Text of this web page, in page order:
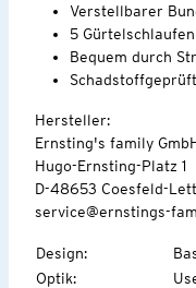
Verstellbarer
5 Gürtelschlaufen
Bequem durch
Hersteller:
Ernsting's family
Hugo-Ernsting-Platz 1
D-48653 Coesfeld-
service@ernstings-
Design:
Optik: